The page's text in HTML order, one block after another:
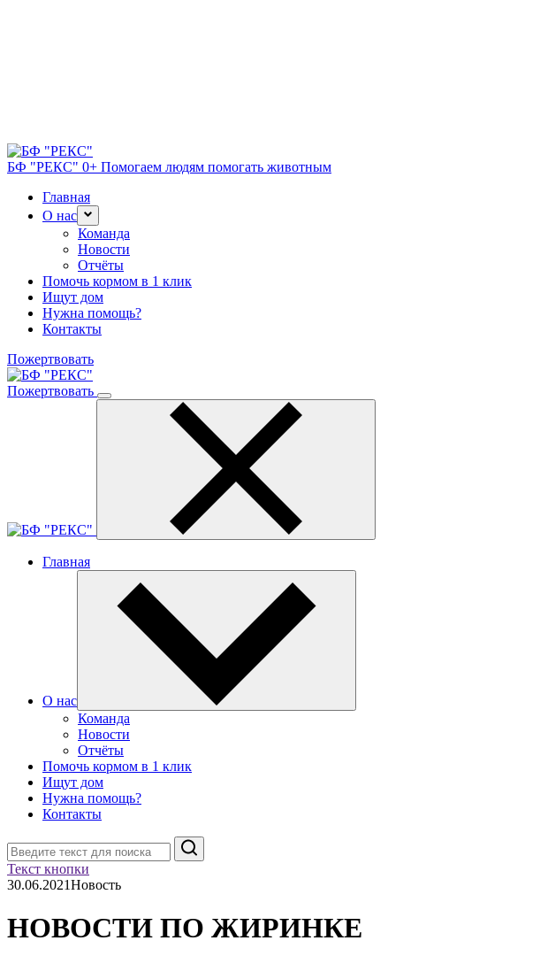
БФ "РЕКС" 0+ Помогаем людям помогать животным
Главная
О нас
Команда
Новости
Отчёты
Помочь кормом в 1 клик
Ищут дом
Нужна помощь?
Контакты
Пожертвовать
Пожертвовать
Главная
О нас
Команда
Новости
Отчёты
Помочь кормом в 1 клик
Ищут дом
Нужна помощь?
Контакты
Поиск
Текст кнопки
30.06.2021Новость
НОВОСТИ ПО ЖИРИНКЕ